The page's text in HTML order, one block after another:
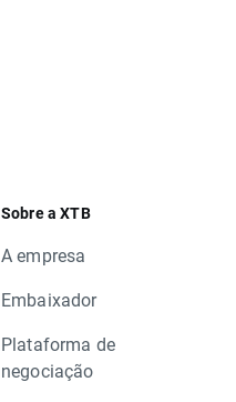
Sobre a XTB
A empresa
Embaixador
Plataforma de
negociação